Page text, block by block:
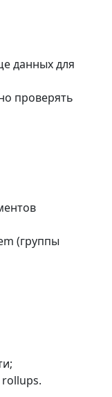
данных для
проверять
(группы
rollups.